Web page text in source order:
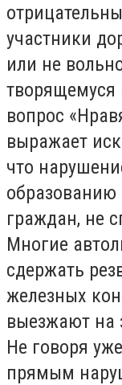
участники
или не
творящемуся
вопрос
выражает
что
образованию
граждан, не
Многие
сдержать
железных
выезжают на
Не говоря
прямым